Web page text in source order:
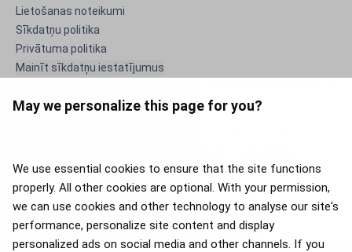
May we personalize this page for you?
We use essential cookies to ensure that the site functions
properly. All other cookies are optional. With your permission,
we can use cookies and other technology to analyse our site's
performance, personalize site content and display
personalized ads on social media and other channels. If you
Lietošanas noteikumi
Sīkdatņu politika
Privātuma politika
Mainīt sīkdatņu iestatījumus
privātuma politikai.
noteikumi.
Šīs vietnes saturs ir tulkots automātiski, lai uzlabotu lietotāja
pieredzi. Mēs atvainojamies par neprecizitātēm un
priecājamies par Jūsu ieteikumiem uzlabojumiem.